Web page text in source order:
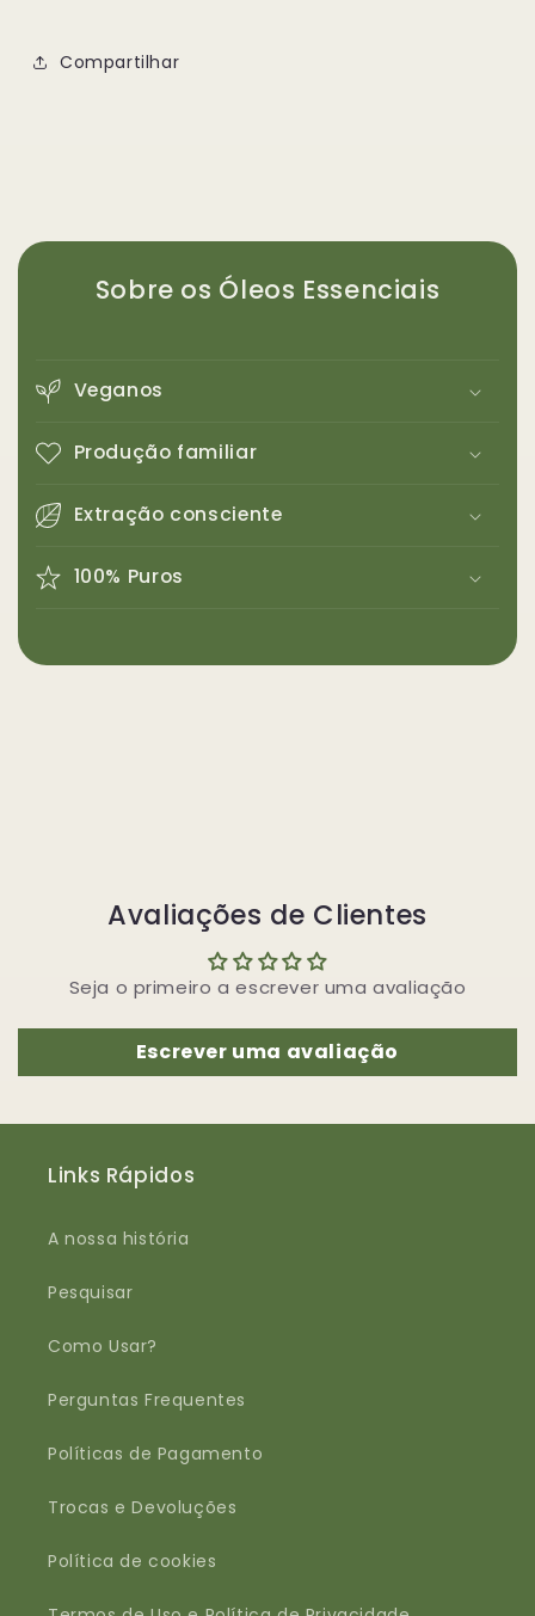
Compartilhar
Sobre os Óleos Essenciais
Veganos
Produção familiar
Extração consciente
100% Puros
Avaliações de Clientes
Seja o primeiro a escrever uma avaliação
Escrever uma avaliação
Links Rápidos
A nossa história
Pesquisar
Como Usar?
Perguntas Frequentes
Políticas de Pagamento
Trocas e Devoluções
Política de cookies